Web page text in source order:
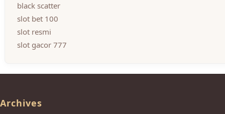
black scatter
slot bet 100
slot resmi
slot gacor 777
Archives